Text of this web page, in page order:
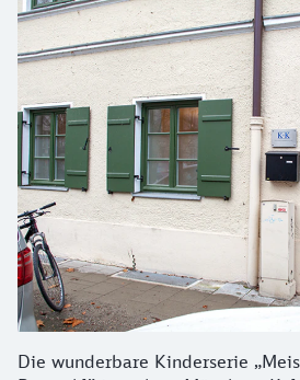
Die wunderbare Kinderserie